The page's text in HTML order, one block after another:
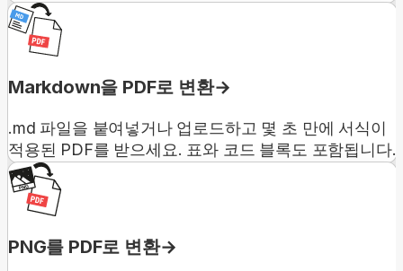
Markdown을 PDF로 변환
.md 파일을 붙여넣거나 업로드하고 몇 초 만에 서식이
적용된 PDF를 받으세요. 표와 코드 블록도 포함됩니다.
PNG를 PDF로 변환